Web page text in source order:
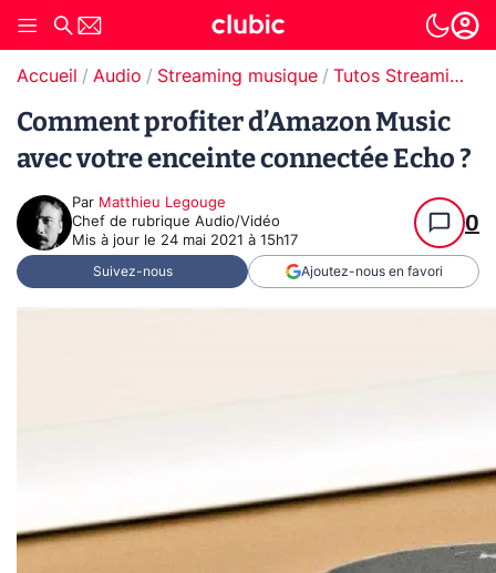
Accueil Audio Streaming musique Tutos Streaming musique
Comment profiter d’Amazon Music
avec votre enceinte connectée Echo ?
Par Matthieu Legouge
Chef de rubrique Audio/Vidéo
Mis à jour le 24 mai 2021 à 15h17
0
Suivez-nous Ajoutez-nous en favori